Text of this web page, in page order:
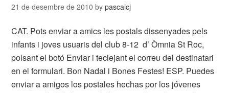
21 de desembre de 2010 bypascalcj
CAT. Pots enviar a amics les postals dissenyades pels
infants i joves usuaris del club 8-12 d’ Òmnia St Roc,
polsant el botó Enviar i teclejant el correu del destinatari
en el formulari. Bon Nadal i Bones Festes! ESP. Puedes
enviar a amigos los postales hechas por los jóvenes